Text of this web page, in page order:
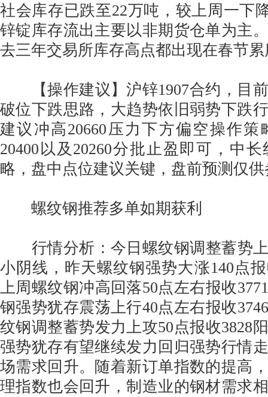
社会库存已跌至22万吨，较上周一下
锌锭库存流出主要以非期货仓单为主
去三年交易所库存高点都出现在春节
【操作建议】沪锌1907合约，目
破位下跌思路，大趋势依旧弱势下跌
建议冲高20660压力下方偏空操作
20400以及20260分批止盈即可，中
略，盘中点位建议关键，盘前预测仅
螺纹钢推荐多单如期获利
行情分析：今日螺纹钢调整蓄势上
小阴线，昨天螺纹钢强势大涨140点
上周螺纹钢冲高回落50点左右报收
钢强势犹存震荡上行40点左右报收
纹钢调整蓄势发力上攻50点报收3828
强势犹存有望继续发力回归强势行情
场需求回升。随着新订单指数的提高
理指数也会回升，制造业的钢材需求